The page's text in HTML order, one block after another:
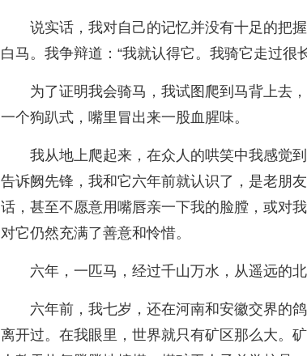
说实话，我对自己的记忆并没有十足的把
白马。我争辩道：“我就认得它。我骑它走过
为了证明我会骑马，我试图爬到马背上去
一个狗趴式，嘴里冒出来一股血腥味。
我从地上爬起来，在众人的哄笑中我感觉
告诉阙先锋，我和它六年前就认识了，是老朋
话，甚至不愿意用嘴唇亲一下我的脸膛，或对
对它仍然充满了善意和怜惜。
六年，一匹马，经过千山万水，从遥远的
六年前，我七岁，还在河南和安徽交界的
离开过。在我眼里，世界就只有矿区那么大。